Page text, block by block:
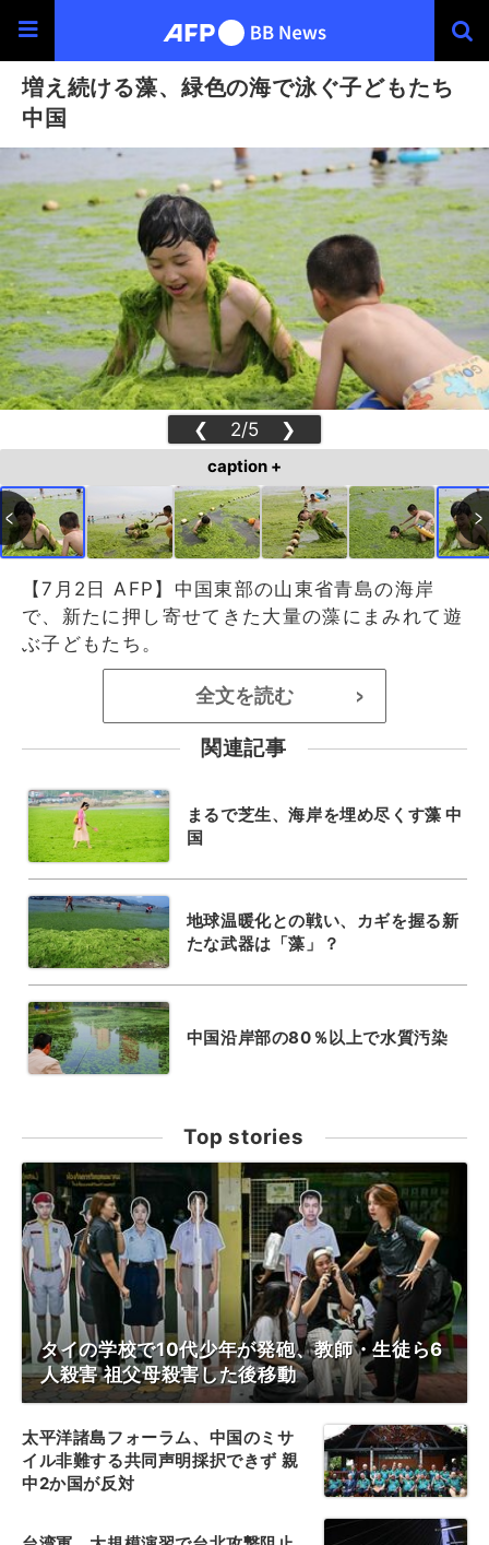
増え続ける藻、緑色の海で泳ぐ子どもたち
中国
❮ 2/5 ❯
caption +
【7月2日 AFP】中国東部の山東省青島の海岸
で、新たに押し寄せてきた大量の藻にまみれて遊
ぶ子どもたち。
全文を読む >
関連記事
まるで芝生、海岸を埋め尽くす藻 中
国
地球温暖化との戦い、カギを握る新
たな武器は「藻」？
中国沿岸部の80％以上で水質汚染
Top stories
タイの学校で10代少年が発砲、教師・生徒ら6
人殺害 祖父母殺害した後移動
太平洋諸島フォーラム、中国のミサ
イル非難する共同声明採択できず 親
中2か国が反対